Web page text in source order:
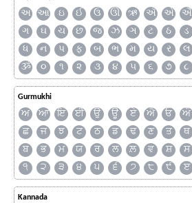
અ આ ઇ ઈ ઉ ઊ ઋ ઍ એ ઐ
ગ
ઘ ચ છ જ ઝ ઞ ટ ઠ ડ
ધ
ન પ ફ બ ભ મ ય ર લ
ૐ
૦ ૧ ૨ ૩ ૪ ૫ ૬ ૭ ૮
Gurmukhi
ਅ ਆ ਇ ਈ ਉ ਊ ਏ ਐ ਓ ਔ
ਛ
ਜ ਝ ਟ ਠ ਡ ਢ ਣ ਤ ਥ
ਬ
ਭ ਮ ਯ ਰ ਲ ਲ਼ ਵ ਸ਼ ਸ
੧
੨ ੩ ੪ ੫ ੬ ੭ ੮ ੯ ੲ
Kannada